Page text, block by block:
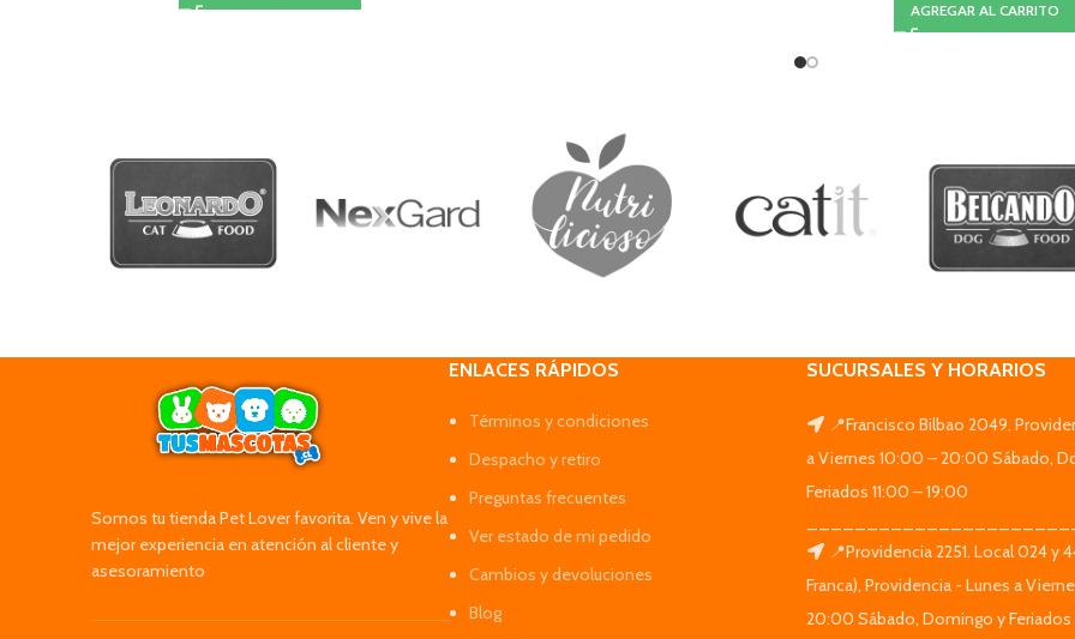
AGREGAR AL CARRITO
Somos tu tienda Pet Lover favorita. Ven y vive la
mejor experiencia en atención al cliente y
asesoramiento
ENLACES RÁPIDOS
Términos y condiciones
Despacho y retiro
Preguntas frecuentes
Ver estado de mi pedido
Cambios y devoluciones
Blog
SUCURSALES Y HORARIOS
📍Francisco Bilbao 2049,
a Viernes 10:00 – 20:00 Sábado,
Feriados 11:00 – 19:00
📍Providencia 2251. Local 024 y
Franca), Providencia - Lunes a
20:00 Sábado, Domingo y Feriados